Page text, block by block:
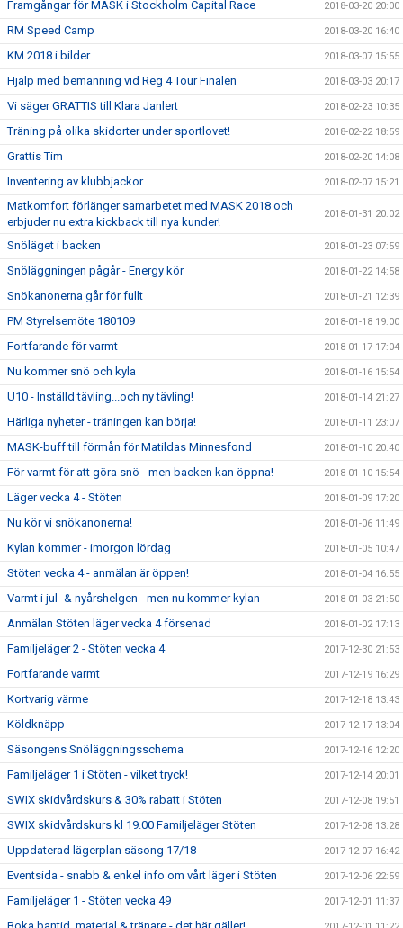
Framgångar för MASK i Stockholm Capital Race 2018-03-20 20:00
RM Speed Camp 2018-03-20 16:40
KM 2018 i bilder 2018-03-07 15:55
Hjälp med bemanning vid Reg 4 Tour Finalen 2018-03-03 20:17
Vi säger GRATTIS till Klara Janlert 2018-02-23 10:35
Träning på olika skidorter under sportlovet! 2018-02-22 18:59
Grattis Tim 2018-02-20 14:08
Inventering av klubbjackor 2018-02-07 15:21
Matkomfort förlänger samarbetet med MASK 2018 och
erbjuder nu extra kickback till nya kunder!
2018-01-31 20:02
Snöläget i backen 2018-01-23 07:59
Snöläggningen pågår - Energy kör 2018-01-22 14:58
Snökanonerna går för fullt 2018-01-21 12:39
PM Styrelsemöte 180109 2018-01-18 19:00
Fortfarande för varmt 2018-01-17 17:04
Nu kommer snö och kyla 2018-01-16 15:54
U10 - Inställd tävling...och ny tävling! 2018-01-14 21:27
Härliga nyheter - träningen kan börja! 2018-01-11 23:07
MASK-buff till förmån för Matildas Minnesfond 2018-01-10 20:40
För varmt för att göra snö - men backen kan öppna! 2018-01-10 15:54
Läger vecka 4 - Stöten 2018-01-09 17:20
Nu kör vi snökanonerna! 2018-01-06 11:49
Kylan kommer - imorgon lördag 2018-01-05 10:47
Stöten vecka 4 - anmälan är öppen! 2018-01-04 16:55
Varmt i jul- & nyårshelgen - men nu kommer kylan 2018-01-03 21:50
Anmälan Stöten läger vecka 4 försenad 2018-01-02 17:13
Familjeläger 2 - Stöten vecka 4 2017-12-30 21:53
Fortfarande varmt 2017-12-19 16:29
Kortvarig värme 2017-12-18 13:43
Köldknäpp 2017-12-17 13:04
Säsongens Snöläggningsschema 2017-12-16 12:20
Familjeläger 1 i Stöten - vilket tryck! 2017-12-14 20:01
SWIX skidvårdskurs & 30% rabatt i Stöten 2017-12-08 19:51
SWIX skidvårdskurs kl 19.00 Familjeläger Stöten 2017-12-08 13:28
Uppdaterad lägerplan säsong 17/18 2017-12-07 16:42
Eventsida - snabb & enkel info om vårt läger i Stöten 2017-12-06 22:59
Familjeläger 1 - Stöten vecka 49 2017-12-01 11:37